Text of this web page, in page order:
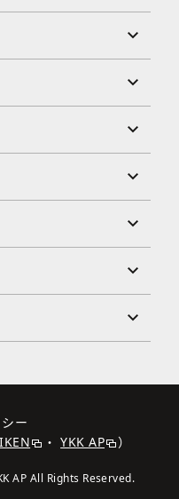
ー
・YKK AP ）
AP All Rights Reserved.